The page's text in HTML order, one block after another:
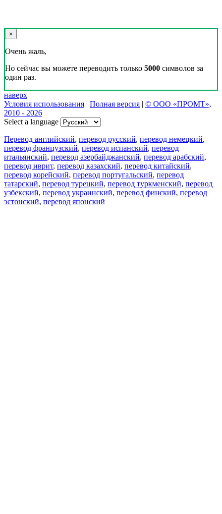
×
Очень жаль,
Но сейчас вы можете переводить только 5000 символов за
один раз.
наверх
Условия использования | Полная версия | © ООО «ПРОМТ»,
2010 - 2026
Select a language
Перевод английский, перевод русский, перевод немецкий,
перевод французский, перевод испанский, перевод
итальянский, перевод азербайджанский, перевод арабский,
перевод иврит, перевод казахский, перевод китайский,
перевод корейский, перевод португальский, перевод
татарский, перевод турецкий, перевод туркменский, перевод
узбекский, перевод украинский, перевод финский, перевод
эстонский, перевод японский